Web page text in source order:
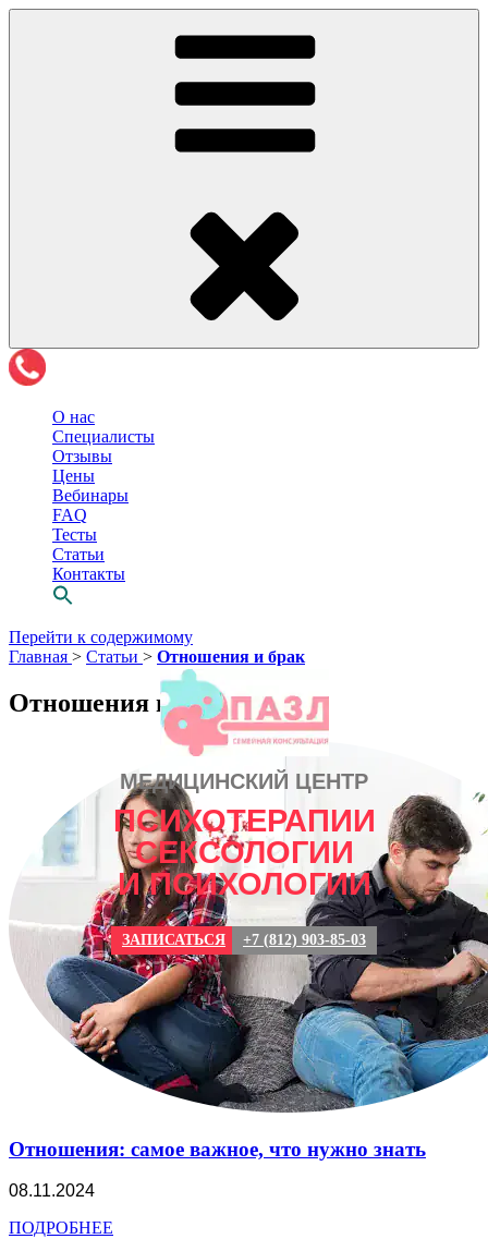
О нас
Специалисты
Отзывы
Цены
Вебинары
FAQ
Тесты
Статьи
Контакты
Перейти к содержимому
МЕДИЦИНСКИЙ ЦЕНТР
ПСИХОТЕРАПИИ
СЕКСОЛОГИИ
И ПСИХОЛОГИИ
ЗАПИСАТЬСЯ +7 (812) 903-85-03
Просто выбери
СВОЕГО
психотерапевта
Главная > Статьи > Отношения и брак
Отношения и брак
Отношения: самое важное, что нужно знать
08.11.2024
ПОДРОБНЕЕ